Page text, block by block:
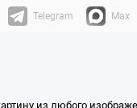
Telegram Max
из любого